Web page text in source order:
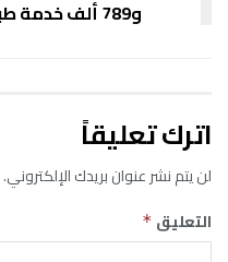
و789 ألف خدمة طبية مجانية خلال 58 يومًا
اترك تعليقاً
لن يتم نشر عنوان بريدك الإلكتروني.
التعليق *